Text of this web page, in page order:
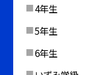
4年生
5年生
6年生